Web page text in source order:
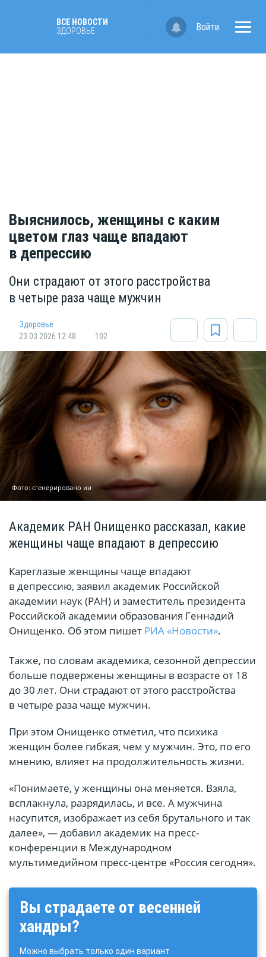
ВСЕ НОВОСТИ
ЗДОРОВЬЕ
Войти
Выяснилось, женщины с каким
цветом глаз чаще впадают
в депрессию
Они страдают от этого расстройства
в четыре раза чаще мужчин
Здоровье
23.03.2026 12:48
102
Фото: сгенерировано ии
Академик РАН Онищенко рассказал, какие
женщины чаще впадают в депрессию
Кареглазые женщины чаще впадают
в депрессию, заявил академик Российской
академии наук (РАН) и заместитель президента
Российской академии образования Геннадий
Онищенко. Об этом пишет РИА «Новости».
Также, по словам академика, сезонной депрессии
больше подвержены женщины в возрасте от 18
до 30 лет. Они страдают от этого расстройства
в четыре раза чаще мужчин.
При этом Онищенко отметил, что психика
женщин более гибкая, чем у мужчин. Это, по его
мнению, влияет на продолжительность жизни.
«Понимаете, у женщины она меняется. Взяла,
всплакнула, разрядилась, и все. А мужчина
насупится, изображает из себя брутального и так
далее», — добавил академик на пресс-
конференции в Международном
мультимедийном пресс-центре «Россия сегодня».
Вы страдаете от весенней
хандры?
Можно выбрать только один вариант